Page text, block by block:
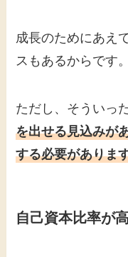
成長のためにあえ
スもあるからです。
ただし、そういっ
を出せる見込みが
する必要がありま
自己資本比率が